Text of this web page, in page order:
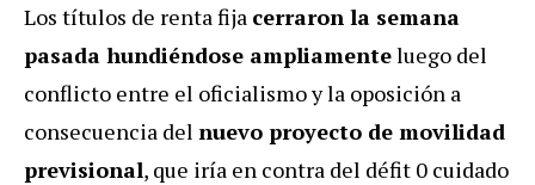
Los títulos de renta fija cerraron la semana
pasada hundiéndose ampliamenteluego del
conflicto entre el oficialismo y la oposición a
consecuencia del nuevo proyecto de movilidad
previsional, que iría en contra del défit 0 cuidado